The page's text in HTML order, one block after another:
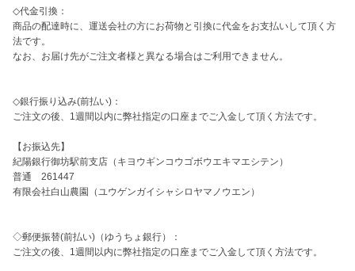
◇代金引換：
商品の配達時に、運送会社の方にお荷物と引換に代金をお支払いして頂く方
法です。
なお、お届け先がご注文者様と異なる場合はご利用できません。
◇銀行振り込み(前払い)：
ご注文の後、1週間以内に弊社指定の口座までご入金して頂く方法です。
【お振込先】
紀陽銀行御坊駅前支店（キヨウギンコウゴボウエキマエシテン）
普通　261447
有限会社白山農園（ユウゲンガイシャシロヤマノウエン）
◇郵便振替(前払い)（ゆうちょ銀行）：
ご注文の後、1週間以内に弊社指定の口座までご入金して頂く方法です。